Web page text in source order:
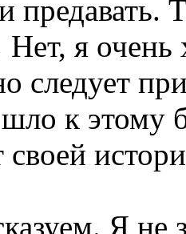
предавать.
я
следует
шло к этому
своей
Я не